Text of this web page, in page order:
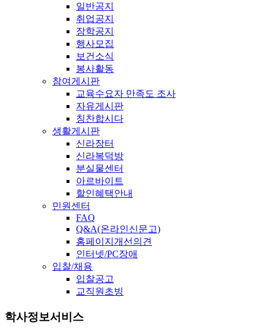
일반공지
취업공지
장학공지
행사모집
보건소식
봉사활동
참여게시판
교육수요자 만족도 조사
자유게시판
칭찬합시다
생활게시판
신라장터
신라복덕방
분실물센터
아르바이트
할인혜택안내
민원센터
FAQ
Q&A(온라인신문고)
홈페이지개선의견
인터넷/PC장애
입찰/채용
입찰공고
교직원초빙
학사정보서비스